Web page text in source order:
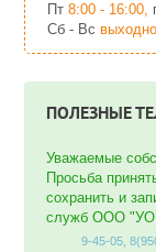
Пт 8:00 - 16:00,
Сб - Вс
ПОЛЕЗНЫЕ
Уважаемые
Просьба
сохранить и
служб ООО
9-45-05,